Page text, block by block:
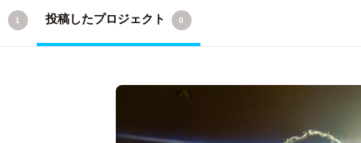
1 投稿したプロジェクト 0